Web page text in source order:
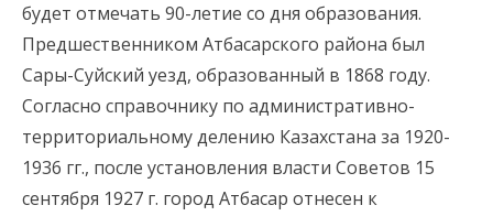
будет отмечать 90-летие со дня образования.
Предшественником Атбасарского района был
Сары-Суйский уезд, образованный в 1868 году.
Согласно справочнику по административно-
территориальному делению Казахстана за 1920-
1936 гг., после установления власти Советов 15
сентября 1927 г. город Атбасар отнесен к